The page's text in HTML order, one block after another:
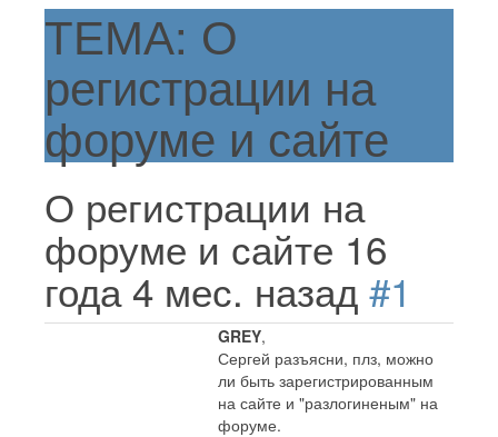
ТЕМА: О
регистрации на
форуме и сайте
О регистрации на
форуме и сайте 16
года 4 мес. назад #1
GREY,
Сергей разъясни, плз, можно
ли быть зарегистрированным
на сайте и "разлогиненым" на
форуме.